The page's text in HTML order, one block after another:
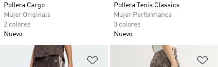
Pollera Cargo
Mujer Originals
2 colores
Nuevo
Pollera Tenis Classics
Mujer Performance
3 colores
Nuevo
Añadir a la lista de deseos